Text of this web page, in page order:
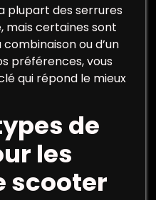
plupart des serrures
mais certaines sont
ou d’un
préférences, vous
qui répond le mieux
de
les
scooter